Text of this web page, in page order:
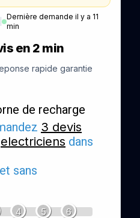
|
Dernière demande il y a 11
min
en 2 min
rapide garantie
de recharge
3 devis
electriciens dans
sans
4 5 6